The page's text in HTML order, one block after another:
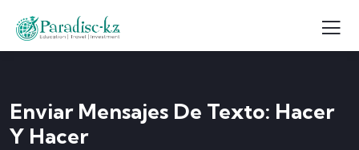
Enviar Mensajes De Texto: Hacer
Y Hacer